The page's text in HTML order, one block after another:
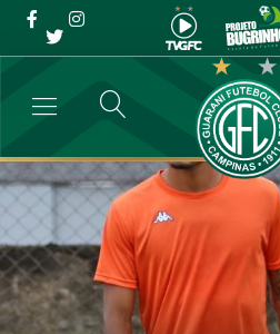
Guarani acerta
volante
→ Futebol Profissional →